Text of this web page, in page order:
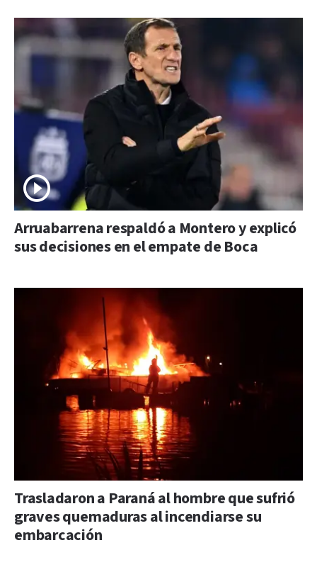
Arruabarrena respaldó a Montero y explicó
sus decisiones en el empate de Boca
Trasladaron a Paraná al hombre que sufrió
graves quemaduras al incendiarse su
embarcación